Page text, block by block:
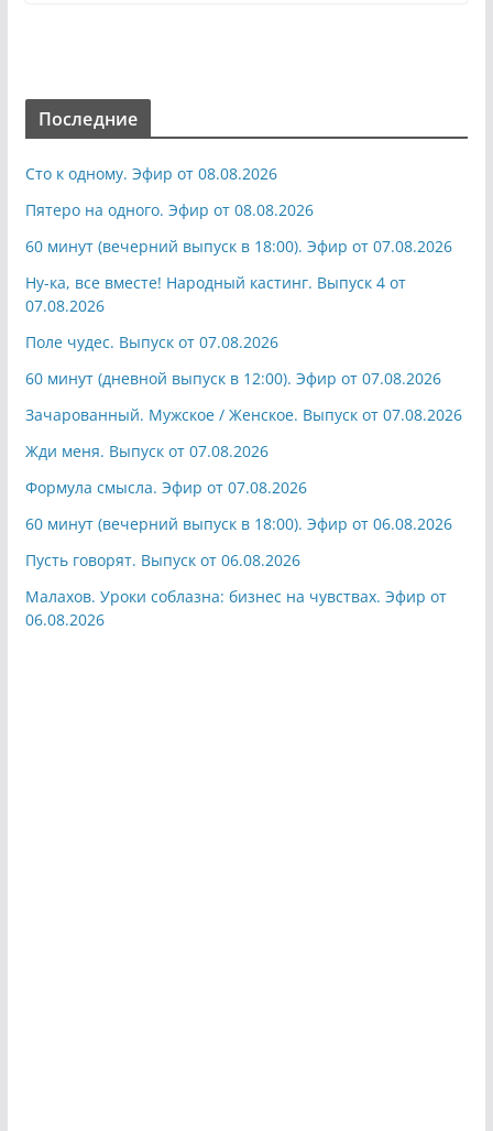
Последние
Сто к одному. Эфир от 08.08.2026
Пятеро на одного. Эфир от 08.08.2026
60 минут (вечерний выпуск в 18:00). Эфир от 07.08.2026
Ну-ка, все вместе! Народный кастинг. Выпуск 4 от
07.08.2026
Поле чудес. Выпуск от 07.08.2026
60 минут (дневной выпуск в 12:00). Эфир от 07.08.2026
Зачарованный. Мужское / Женское. Выпуск от 07.08.2026
Жди меня. Выпуск от 07.08.2026
Формула смысла. Эфир от 07.08.2026
60 минут (вечерний выпуск в 18:00). Эфир от 06.08.2026
Пусть говорят. Выпуск от 06.08.2026
Малахов. Уроки соблазна: бизнес на чувствах. Эфир от
06.08.2026